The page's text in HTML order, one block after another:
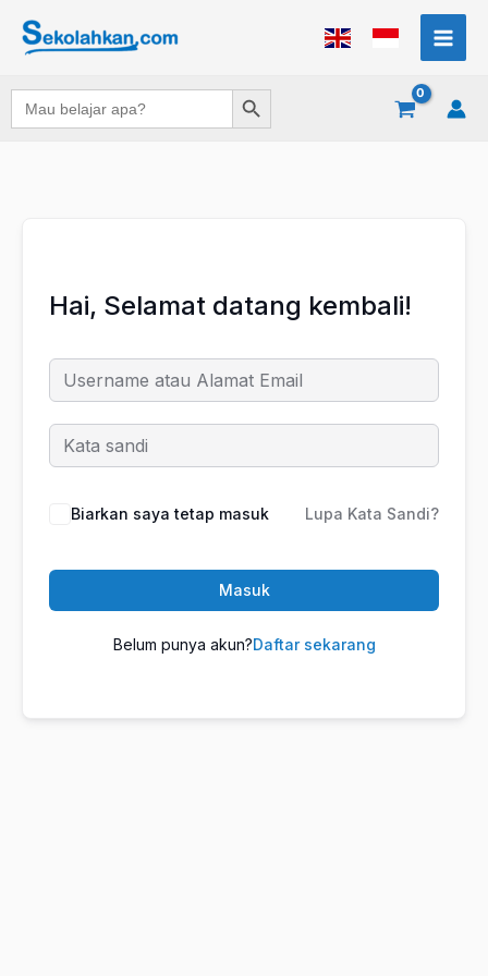
Search
for:
Search Button
Hai, Selamat datang kembali!
Biarkan saya tetap masuk Lupa Kata Sandi?
Masuk
Belum punya akun?Daftar sekarang